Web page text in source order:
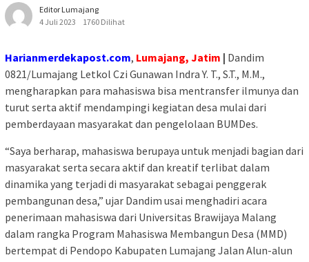
Editor Lumajang
4 Juli 2023
1760 Dilihat
Harianmerdekapost.com, Lumajang, Jatim | Dandim
0821/Lumajang Letkol Czi Gunawan Indra Y. T., S.T., M.M.,
mengharapkan para mahasiswa bisa mentransfer ilmunya dan
turut serta aktif mendampingi kegiatan desa mulai dari
pemberdayaan masyarakat dan pengelolaan BUMDes.
“Saya berharap, mahasiswa berupaya untuk menjadi bagian dari
masyarakat serta secara aktif dan kreatif terlibat dalam
dinamika yang terjadi di masyarakat sebagai penggerak
pembangunan desa,” ujar Dandim usai menghadiri acara
penerimaan mahasiswa dari Universitas Brawijaya Malang
dalam rangka Program Mahasiswa Membangun Desa (MMD)
bertempat di Pendopo Kabupaten Lumajang Jalan Alun-alun